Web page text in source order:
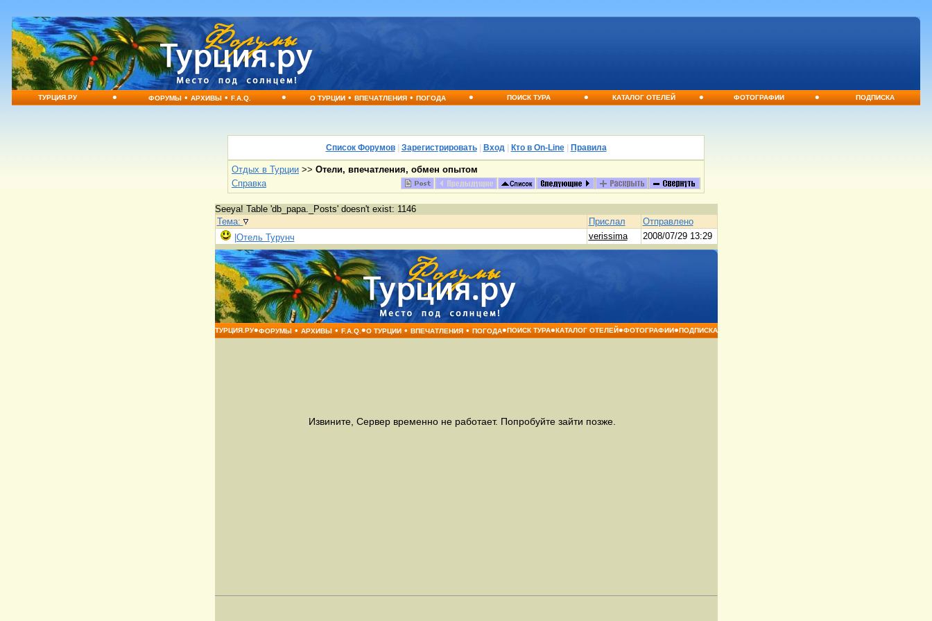
ТУРЦИЯ.РУ • ФОРУМЫ•АРХИВЫ•F.A.Q. • О ТУРЦИИ•ВПЕЧАТЛЕНИЯ•ПОГОДА • ПОИСК ТУРА • КАТАЛОГ ОТЕЛЕЙ • ФОТОГРАФИИ • ПОДПИСКА
Список Форумов| Зарегистрировать| Вход| Кто в On-Line| Правила
Отдых в Турции >> Отели, впечатления, обмен опытом
Справка
Seeya! Table 'db_papa._Posts' doesn't exist: 1146
Тема:
Прислал
Отправлено
|Отель Турунч
verissima 2008/07/29 13:29
ТУРЦИЯ.РУ•ФОРУМЫ•АРХИВЫ•F.A.Q. •О ТУРЦИИ•ВПЕЧАТЛЕНИЯ•ПОГОДА•ПОИСК ТУРА•КАТАЛОГ ОТЕЛЕЙ•ФОТОГРАФИИ•ПОДПИСКА
Извините, Сервер временно не работает. Попробуйте зайти позже.